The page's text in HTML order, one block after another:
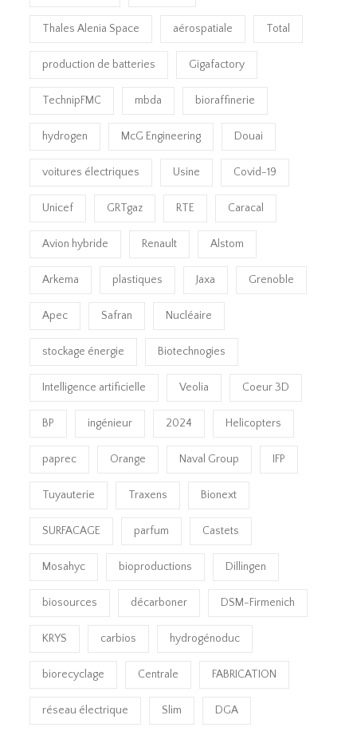
Thales Alenia Space aérospatiale Total
production de batteries Gigafactory
TechnipFMC mbda bioraffinerie
hydrogen McG Engineering Douai
voitures électriques Usine Covid-19
Unicef GRTgaz RTE Caracal
Avion hybride Renault Alstom
Arkema plastiques Jaxa Grenoble
Apec Safran Nucléaire
stockage énergie Biotechnogies
Intelligence artificielle Veolia Coeur 3D
BP ingénieur 2024 Helicopters
paprec Orange Naval Group IFP
Tuyauterie Traxens Bionext
SURFACAGE parfum Castets
Mosahyc bioproductions Dillingen
biosources décarboner DSM-Firmenich
KRYS carbios hydrogénoduc
biorecyclage Centrale FABRICATION
réseau électrique Slim DGA